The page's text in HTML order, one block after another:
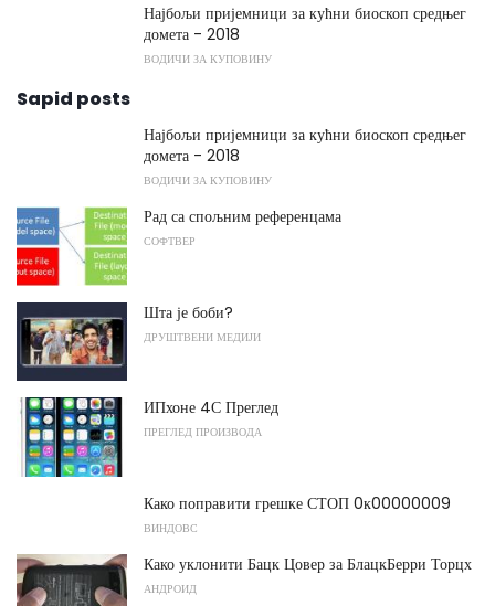
Најбољи пријемници за кућни биоскоп средњег
домета - 2018
ВОДИЧИ ЗА КУПОВИНУ
Sapid posts
Најбољи пријемници за кућни биоскоп средњег
домета - 2018
ВОДИЧИ ЗА КУПОВИНУ
Рад са спољним референцама
СОФТВЕР
Шта је боби?
ДРУШТВЕНИ МЕДИЈИ
ИПхоне 4С Преглед
ПРЕГЛЕД ПРОИЗВОДА
Како поправити грешке СТОП 0к00000009
ВИНДОВС
Како уклонити Бацк Цовер за БлацкБерри Торцх
АНДРОИД